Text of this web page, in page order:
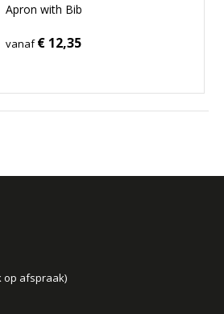
Apron with Bib
vanaf€ 12,35
op afspraak)